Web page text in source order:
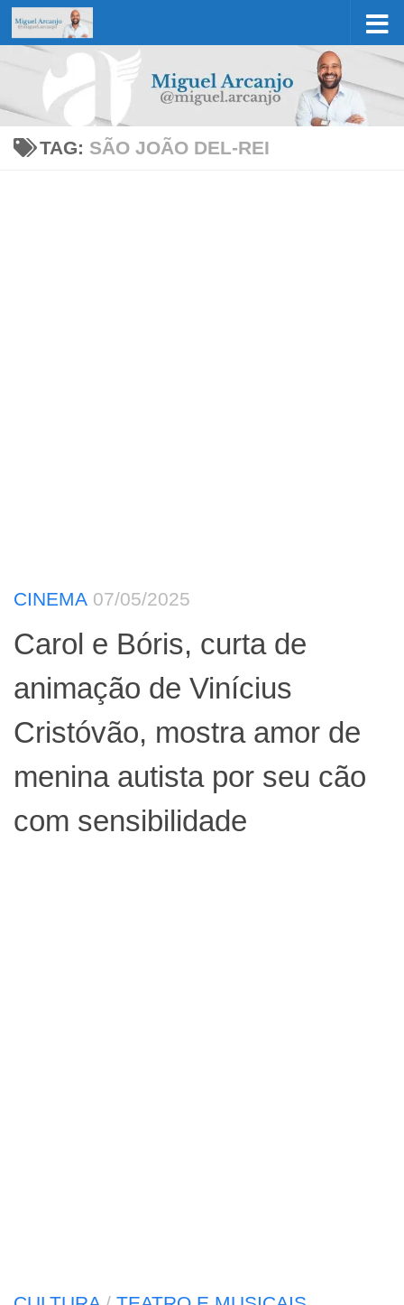
Skip to content
TAG: SÃO JOÃO DEL-REI
CINEMA 07/05/2025
Carol e Bóris, curta de
animação de Vinícius
Cristóvão, mostra amor de
menina autista por seu cão
com sensibilidade